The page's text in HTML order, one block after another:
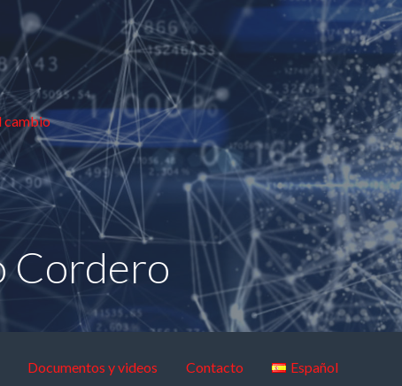
cambio
Cordero
Documentos y videos Contacto Español